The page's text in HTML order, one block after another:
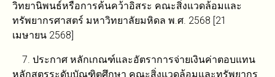
วิทยานิพนธ์หรือการค้นคว้าอิสระ คณะสิ่งแวดล้อมและ
ทรัพยากรศาสตร์ มหาวิทยาลัยมหิดล พ.ศ. 2568 [21
เมษายน 2568]
7. ประกาศ หลักเกณฑ์และอัตราการจ่ายเงินค่าตอบแทน
หลักสูตรระดับบัณฑิตศึกษา คณะสิ่งแวดล้อมและทรัพยากร